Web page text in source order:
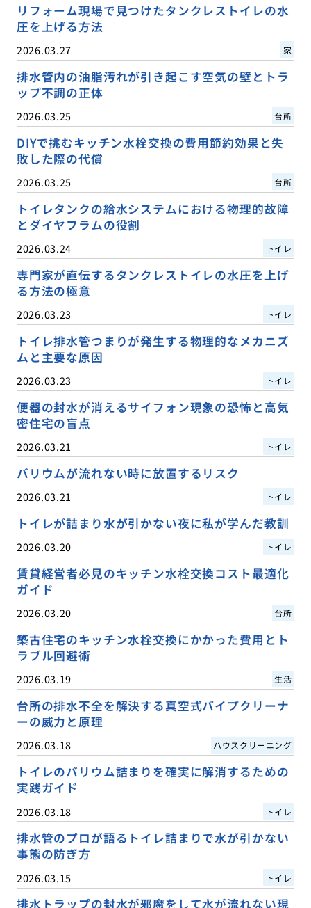
リフォーム現場で見つけたタンクレストイレの水
圧を上げる方法
2026.03.27 家
排水管内の油脂汚れが引き起こす空気の壁とトラ
ップ不調の正体
2026.03.25 台所
DIYで挑むキッチン水栓交換の費用節約効果と失
敗した際の代償
2026.03.25 台所
トイレタンクの給水システムにおける物理的故障
とダイヤフラムの役割
2026.03.24 トイレ
専門家が直伝するタンクレストイレの水圧を上げ
る方法の極意
2026.03.23 トイレ
トイレ排水管つまりが発生する物理的なメカニズ
ムと主要な原因
2026.03.23 トイレ
便器の封水が消えるサイフォン現象の恐怖と高気
密住宅の盲点
2026.03.21 トイレ
バリウムが流れない時に放置するリスク
2026.03.21 トイレ
トイレが詰まり水が引かない夜に私が学んだ教訓
2026.03.20 トイレ
賃貸経営者必見のキッチン水栓交換コスト最適化
ガイド
2026.03.20 台所
築古住宅のキッチン水栓交換にかかった費用とト
ラブル回避術
2026.03.19 生活
台所の排水不全を解決する真空式パイプクリーナ
ーの威力と原理
2026.03.18 ハウスクリーニング
トイレのバリウム詰まりを確実に解消するための
実践ガイド
2026.03.18 トイレ
排水管のプロが語るトイレ詰まりで水が引かない
事態の防ぎ方
2026.03.15 トイレ
排水トラップの封水が邪魔をして水が流れない現